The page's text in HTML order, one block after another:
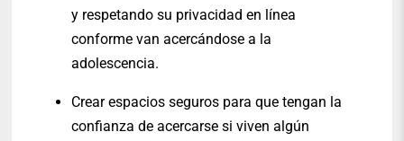
y respetando su privacidad en línea
conforme van acercándose a la
adolescencia.
Crear espacios seguros para que tengan la
confianza de acercarse si viven algún